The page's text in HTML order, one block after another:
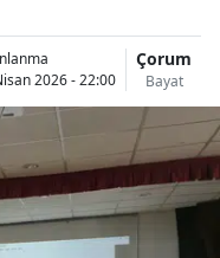
Bolu
Burdur
Bursa
Çanakkale
Çankırı
2026 - 22:00
Çorum
Bayat